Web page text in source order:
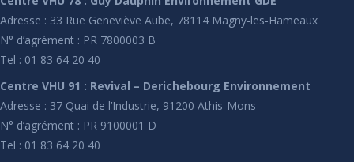
Adresse : 33 Rue Geneviève Aube, 78114 Magny-les-Hameaux
N° d’agrément : PR 7800003 B
Tel : 01 83 64 20 40
Centre VHU 91 : Revival – Derichebourg Environnement
Adresse : 37 Quai de l’Industrie, 91200 Athis-Mons
N° d’agrément : PR 9100001 D
Tel : 01 83 64 20 40